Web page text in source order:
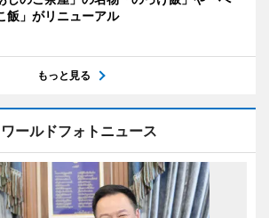
飯」がリニューアル
もっと見る
ワールドフォトニュース